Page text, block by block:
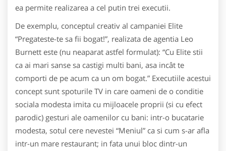
ea permite realizarea a cel putin trei executii.
De exemplu, conceptul creativ al campaniei Elite
“Pregateste-te sa fii bogat!”, realizata de agentia Leo
Burnett este (nu neaparat astfel formulat): “Cu Elite stii
ca ai mari sanse sa castigi multi bani, asa incât te
comporti de pe acum ca un om bogat.” Executiile acestui
concept sunt spoturile TV in care oameni de o conditie
sociala modesta imita cu mijloacele proprii (si cu efect
parodic) gesturi ale oamenilor cu bani: intr-o bucatarie
modesta, sotul cere nevestei “Meniul” ca si cum s-ar afla
intr-un mare restaurant; in fata unui bloc dintr-un